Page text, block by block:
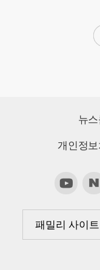
뉴
개인정
패밀리 사이트